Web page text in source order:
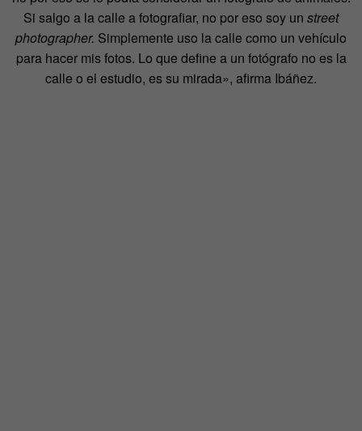
Si salgo a la calle a fotografiar, no por eso soy un street
photographer. Simplemente uso la calle como un vehículo
para hacer mis fotos. Lo que define a un fotógrafo no es la
calle o el estudio, es su mirada», afirma Ibáñez.